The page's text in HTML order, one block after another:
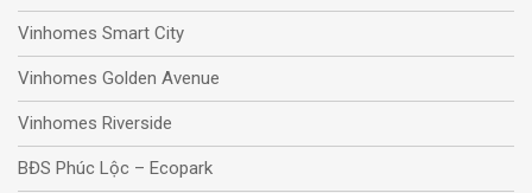
Vinhomes Smart City
Vinhomes Golden Avenue
Vinhomes Riverside
BĐS Phúc Lộc – Ecopark